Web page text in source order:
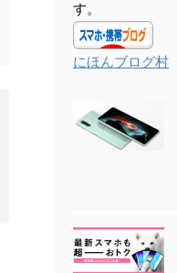
す。
にほんブログ村